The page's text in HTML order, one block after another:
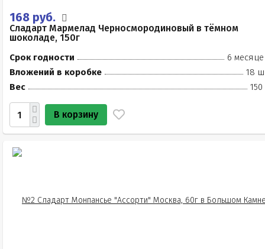
168 руб.
Сладарт Мармелад Черносмородиновый в тёмном
шоколаде, 150г
Срок годности
6
Вложений в коробке
18
Вес
150
В корзину